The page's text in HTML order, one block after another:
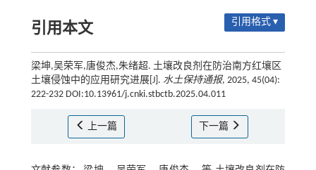
引用本文 引用格式 ▾
梁坤,吴荣军,唐俊杰,朱绪超. 土壤改良剂在防治南方红壤区
土壤侵蚀中的应用研究进展[J]. 水土保持通报, 2025, 45(04):
222-232 DOI:10.13961/j.cnki.stbctb.2025.04.011
上一篇 下一篇